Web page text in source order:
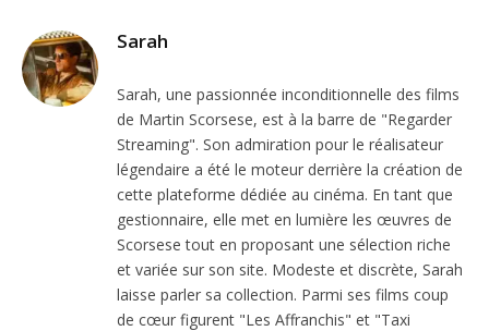
Sarah
Sarah, une passionnée inconditionnelle des films
de Martin Scorsese, est à la barre de "Regarder
Streaming". Son admiration pour le réalisateur
légendaire a été le moteur derrière la création de
cette plateforme dédiée au cinéma. En tant que
gestionnaire, elle met en lumière les œuvres de
Scorsese tout en proposant une sélection riche
et variée sur son site. Modeste et discrète, Sarah
laisse parler sa collection. Parmi ses films coup
de cœur figurent "Les Affranchis" et "Taxi